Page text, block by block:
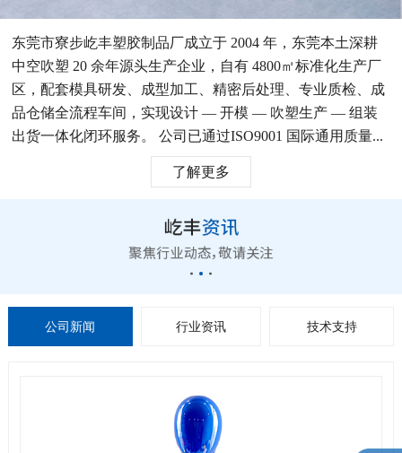
东莞市寮步屹丰塑胶制品厂成立于 2004 年，东莞本土深耕
中空吹塑 20 余年源头生产企业，自有 4800㎡标准化生产厂
区，配套模具研发、成型加工、精密后处理、专业质检、成
品仓储全流程车间，实现设计 — 开模 — 吹塑生产 — 组装
出货一体化闭环服务。 公司已通过ISO9001 国际通用质量...
了解更多
公司新闻 行业资讯 技术支持